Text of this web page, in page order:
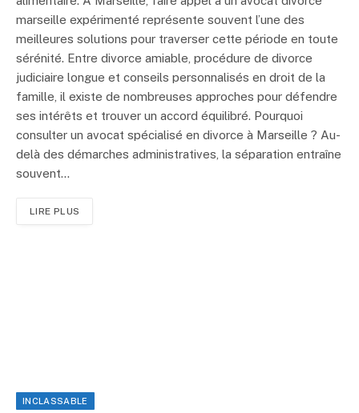
marseille expérimenté représente souvent l’une des
meilleures solutions pour traverser cette période en toute
sérénité. Entre divorce amiable, procédure de divorce
judiciaire longue et conseils personnalisés en droit de la
famille, il existe de nombreuses approches pour défendre
ses intérêts et trouver un accord équilibré. Pourquoi
consulter un avocat spécialisé en divorce à Marseille ? Au-
delà des démarches administratives, la séparation entraîne
souvent…
LIRE PLUS
INCLASSABLE